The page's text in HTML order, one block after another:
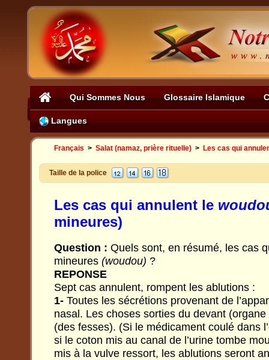
Qui Sommes Nous Glossaire Islamique
Langues
Français > Salat (namaz, prière rituelle) > Les cas qui
Taille de la police
Les cas qui annulent le
mineures)
Question : Quels sont, en résumé, les cas
mineures (woudou) ?
REPONSE
Sept cas annulent, rompent les ablutions :
1- Toutes les sécrétions provenant de
nasal. Les choses sorties du devant
(des fesses). (Si le médicament coulé dans
si le coton mis au canal de l’urine tombe
mis à la vulve ressort, les ablutions seront